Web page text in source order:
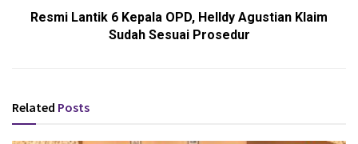
Resmi Lantik 6 Kepala OPD, Helldy Agustian Klaim
Sudah Sesuai Prosedur
Related Posts